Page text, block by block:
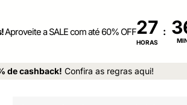
Aproveite a SALE com até 60% OFF27
HORAS
:
de cashback! Confira as regras aqui!